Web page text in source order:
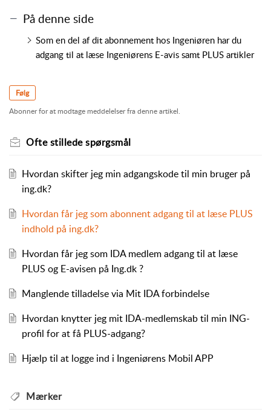
På denne side
Som en del af dit abonnement hos Ingeniøren har du
adgang til at læse Ingeniørens E-avis samt PLUS artikler
Følg
Abonner for at modtage meddelelser fra denne artikel.
Ofte stillede spørgsmål
Hvordan skifter jeg min adgangskode til min bruger på
ing.dk?
Hvordan får jeg som abonnent adgang til at læse PLUS
indhold på ing.dk?
Hvordan får jeg som IDA medlem adgang til at læse
PLUS og E-avisen på Ing.dk ?
Manglende tilladelse via Mit IDA forbindelse
Hvordan knytter jeg mit IDA-medlemskab til min ING-
profil for at få PLUS-adgang?
Hjælp til at logge ind i Ingeniørens Mobil APP
Mærker